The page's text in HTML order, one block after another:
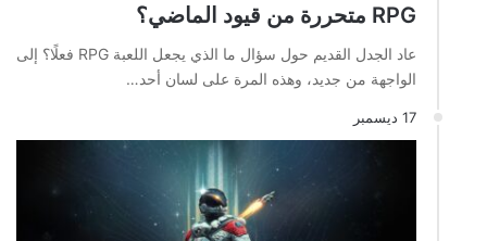
RPG متحررة من قيود الماضي؟
عاد الجدل القديم حول سؤال ما الذي يجعل اللعبة RPG فعلًا؟ إلى
الواجهة من جديد، وهذه المرة على لسان أحد…
17 ديسمبر